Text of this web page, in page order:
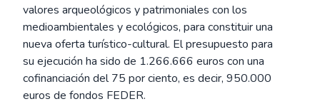
valores arqueológicos y patrimoniales con los
medioambientales y ecológicos, para constituir una
nueva oferta turístico-cultural. El presupuesto para
su ejecución ha sido de 1.266.666 euros con una
cofinanciación del 75 por ciento, es decir, 950.000
euros de fondos FEDER.